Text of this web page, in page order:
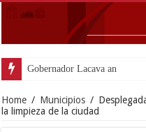
Gobernador Lacava anunció
Home / Municipios /
la limpieza de la ciudad